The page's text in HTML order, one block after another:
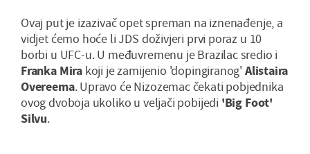
Ovaj put je izazivač opet spreman na iznenađenje, a
vidjet ćemo hoće li JDS doživjeri prvi poraz u 10
borbi u UFC-u. U međuvremenu je Brazilac sredio i
Franka Mira koji je zamijenio 'dopingiranog' Alistaira
Overeema. Upravo će Nizozemac čekati pobjednika
ovog dvoboja ukoliko u veljači pobijedi 'Big Foot'
Silvu.